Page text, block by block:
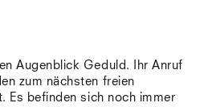
Lio
Lissabon
NYC
Augenblick Geduld. Ihr Anruf
zum nächsten freien
Es befinden sich noch immer